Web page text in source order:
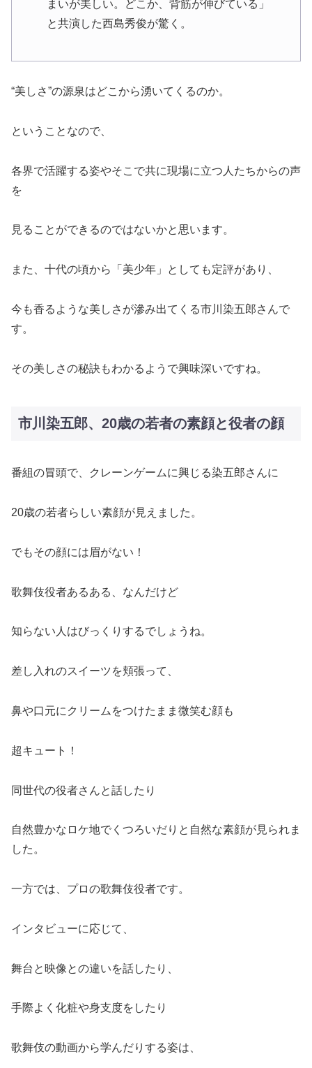
まいが美しい。どこか、背筋が伸びている」
と共演した西島秀俊が驚く。
“美しさ”の源泉はどこから湧いてくるのか。
ということなので、
各界で活躍する姿やそこで共に現場に立つ人たちからの声
を
見ることができるのではないかと思います。
また、十代の頃から「美少年」としても定評があり、
今も香るような美しさが滲み出てくる市川染五郎さんで
す。
その美しさの秘訣もわかるようで興味深いですね。
市川染五郎、20歳の若者の素顔と役者の顔
番組の冒頭で、クレーンゲームに興じる染五郎さんに
20歳の若者らしい素顔が見えました。
でもその顔には眉がない！
歌舞伎役者あるある、なんだけど
知らない人はびっくりするでしょうね。
差し入れのスイーツを頬張って、
鼻や口元にクリームをつけたまま微笑む顔も
超キュート！
同世代の役者さんと話したり
自然豊かなロケ地でくつろいだりと自然な素顔が見られま
した。
一方では、プロの歌舞伎役者です。
インタビューに応じて、
舞台と映像との違いを話したり、
手際よく化粧や身支度をしたり
歌舞伎の動画から学んだりする姿は、